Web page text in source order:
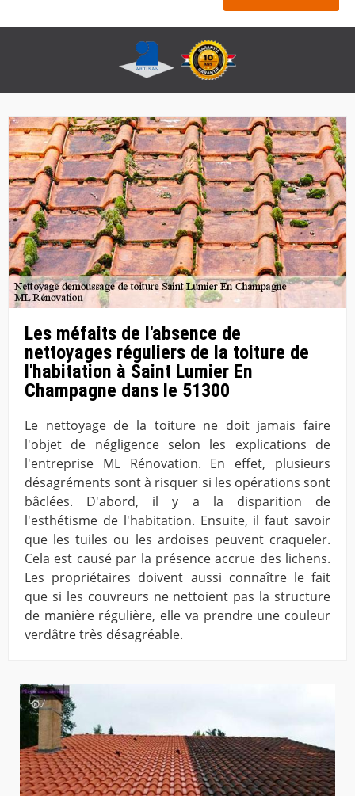
Les méfaits de l'absence de
nettoyages réguliers de la toiture de
l'habitation à Saint Lumier En
Champagne dans le 51300
Le nettoyage de la toiture ne doit jamais faire
l'objet de négligence selon les explications de
l'entreprise ML Rénovation. En effet, plusieurs
désagréments sont à risquer si les opérations sont
bâclées. D'abord, il y a la disparition de
l'esthétisme de l'habitation. Ensuite, il faut savoir
que les tuiles ou les ardoises peuvent craqueler.
Cela est causé par la présence accrue des lichens.
Les propriétaires doivent aussi connaître le fait
que si les couvreurs ne nettoient pas la structure
de manière régulière, elle va prendre une couleur
verdâtre très désagréable.